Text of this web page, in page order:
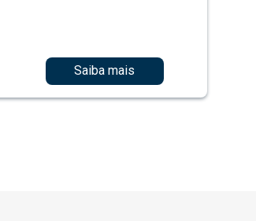
Saiba mais